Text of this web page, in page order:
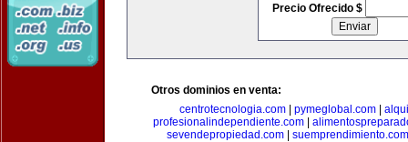
Precio Ofrecido $
Otros dominios en venta:
centrotecnologia.com
pymeglobal.com
profesionalindependiente.com
sevendepropiedad.com| suemprendimiento.com